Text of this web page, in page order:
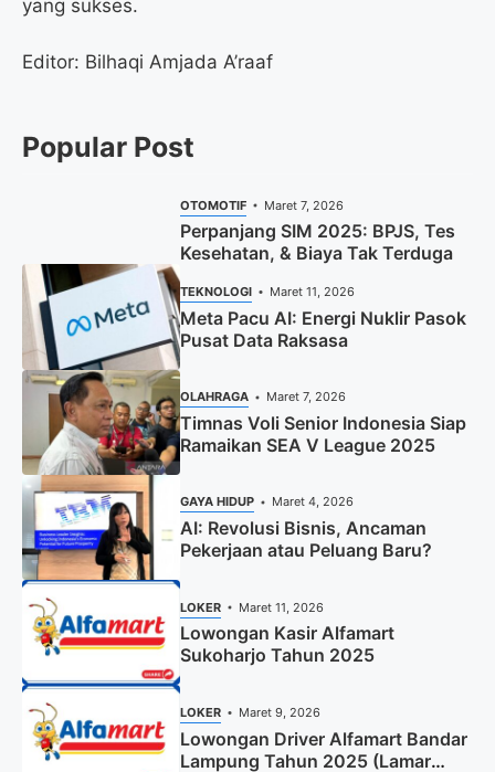
yang sukses.
Editor: Bilhaqi Amjada A’raaf
Popular Post
OTOMOTIF Maret 7, 2026
Perpanjang SIM 2025: BPJS, Tes
Kesehatan, & Biaya Tak Terduga
TEKNOLOGI Maret 11, 2026
Meta Pacu AI: Energi Nuklir Pasok
Pusat Data Raksasa
OLAHRAGA Maret 7, 2026
Timnas Voli Senior Indonesia Siap
Ramaikan SEA V League 2025
GAYA HIDUP Maret 4, 2026
AI: Revolusi Bisnis, Ancaman
Pekerjaan atau Peluang Baru?
LOKER Maret 11, 2026
Lowongan Kasir Alfamart
Sukoharjo Tahun 2025
LOKER Maret 9, 2026
Lowongan Driver Alfamart Bandar
Lampung Tahun 2025 (Lamar